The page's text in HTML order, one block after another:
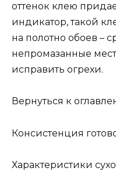
оттенок клею
индикатор, такой
на полотно обоев –
непромазанные
исправить огрехи.
Вернуться к
Консистенция
Характеристики